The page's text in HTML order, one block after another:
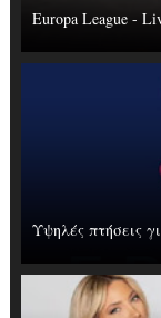
Europa League -
Υψηλές πτήσεις